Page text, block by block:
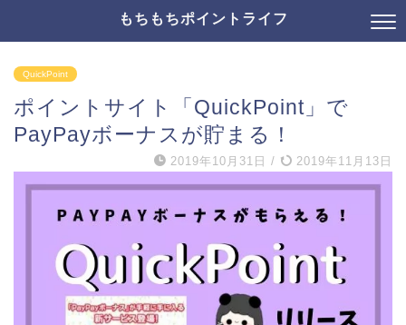
もちもちポイントライフ
QuickPoint
ポイントサイト「QuickPoint」で
PayPayボーナスが貯まる！
2019年10月31日 / 2019年11月13日